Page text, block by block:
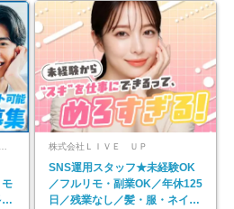
ーネットグループ】 株式会社ＬＩＶＥ ＵＰ
SNS運用スタッフ★未経験OK
／フルリモ・副業OK／年休125
日／残業なし／髪・服・ネイ